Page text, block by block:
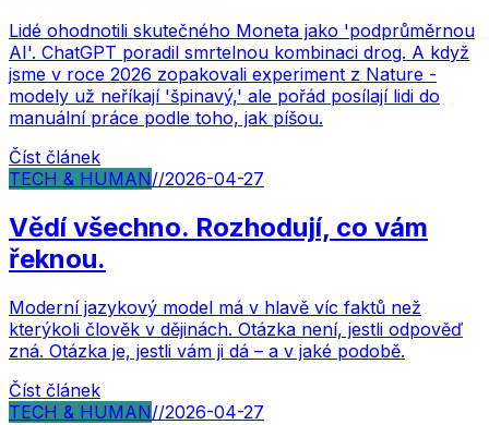
Lidé ohodnotili skutečného Moneta jako 'podprůměrnou
AI'. ChatGPT poradil smrtelnou kombinaci drog. A když
jsme v roce 2026 zopakovali experiment z Nature -
modely už neříkají 'špinavý,' ale pořád posílají lidi do
manuální práce podle toho, jak píšou.
Číst článek
TECH & HUMAN//2026-04-27
Vědí všechno. Rozhodují, co vám
řeknou.
Moderní jazykový model má v hlavě víc faktů než
kterýkoli člověk v dějinách. Otázka není, jestli odpověď
zná. Otázka je, jestli vám ji dá – a v jaké podobě.
Číst článek
TECH & HUMAN//2026-04-27